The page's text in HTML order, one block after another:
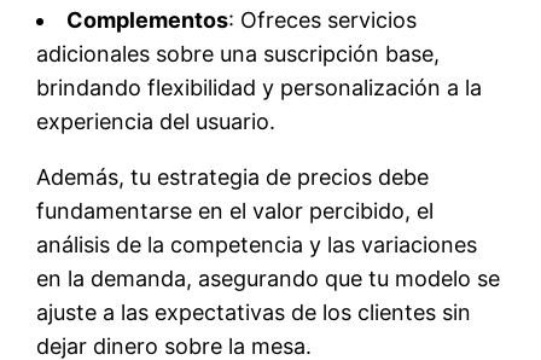
Complementos: Ofreces servicios
adicionales sobre una suscripción base,
brindando flexibilidad y personalización a la
experiencia del usuario.
Además, tu estrategia de precios debe
fundamentarse en el valor percibido, el
análisis de la competencia y las variaciones
en la demanda, asegurando que tu modelo se
ajuste a las expectativas de los clientes sin
dejar dinero sobre la mesa.